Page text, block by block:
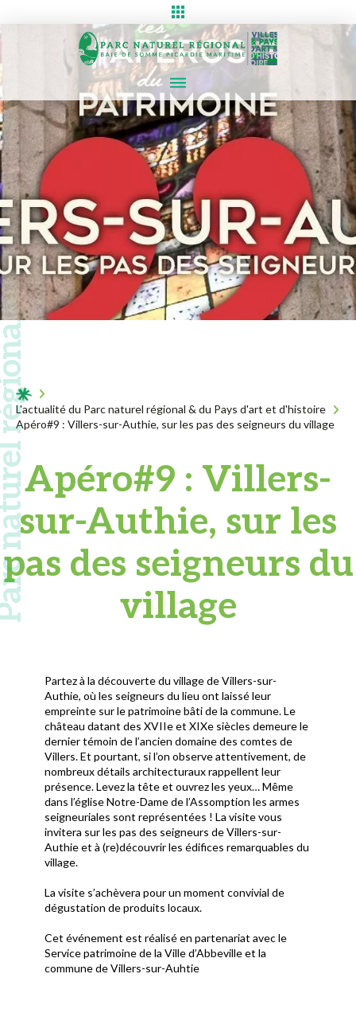
régional
Acceuil
L'actualité du Parc naturel régional & du Pays d'art et d'histoire
Apéro#9 : Villers-sur-Authie, sur les pas des seigneurs du village
Apéro#9 : Villers-
sur-Authie, sur les
pas des seigneurs du
village
Partez à la découverte du village de Villers-sur-
Authie, où les seigneurs du lieu ont laissé leur
empreinte sur le patrimoine bâti de la commune. Le
château datant des XVIIe et XIXe siècles demeure le
dernier témoin de l’ancien domaine des comtes de
Villers. Et pourtant, si l’on observe attentivement, de
nombreux détails architecturaux rappellent leur
présence. Levez la tête et ouvrez les yeux… Même
dans l’église Notre-Dame de l’Assomption les armes
seigneuriales sont représentées ! La visite vous
invitera sur les pas des seigneurs de Villers-sur-
Authie et à (re)découvrir les édifices remarquables du
village.
La visite s’achèvera pour un moment convivial de
dégustation de produits locaux.
Cet événement est réalisé en partenariat avec le
Service patrimoine de la Ville d’Abbeville et la
commune de Villers-sur-Auhtie